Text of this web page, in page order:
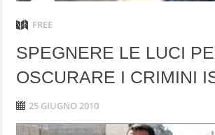
FREE
SPEGNERE LE LUCI
OSCURARE I CRIMINI
25 GIUGNO 2010